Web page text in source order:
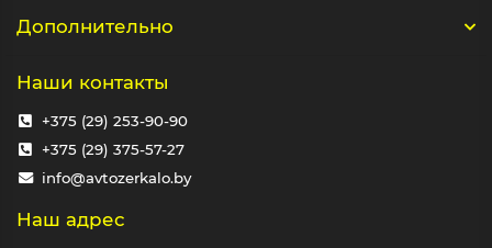
Дополнительно
Наши контакты
+375 (29) 253-90-90
+375 (29) 375-57-27
info@avtozerkalo.by
Наш адрес